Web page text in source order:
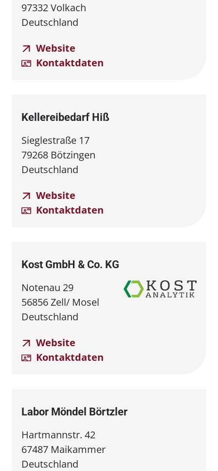
97332 Volkach
Deutschland
Website
Kontaktdaten
Kellereibedarf Hiß
Sieglestraße 17
79268 Bötzingen
Deutschland
Website
Kontaktdaten
Kost GmbH & Co. KG
Notenau 29
56856 Zell/ Mosel
Deutschland
Website
Kontaktdaten
Labor Möndel Börtzler
Hartmannstr. 42
67487 Maikammer
Deutschland